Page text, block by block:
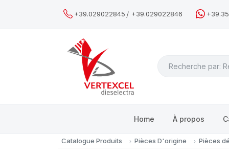
+39.029022845 / +39.029022846
Home À propos
Catalogue Produits Pièces D'origine Pièces